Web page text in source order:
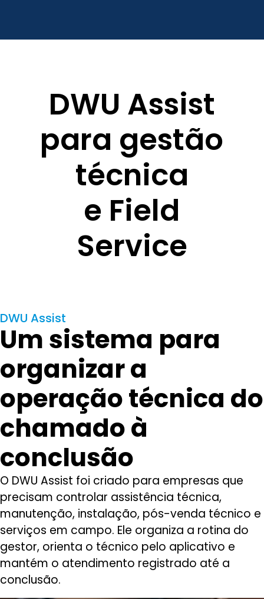
DWU Assist
para gestão
técnica
e Field
Service
DWU Assist
Um sistema para
organizar a
operação técnica do
chamado à
conclusão
O DWU Assist foi criado para empresas que
precisam controlar assistência técnica,
manutenção, instalação, pós-venda técnico e
serviços em campo. Ele organiza a rotina do
gestor, orienta o técnico pelo aplicativo e
mantém o atendimento registrado até a
conclusão.